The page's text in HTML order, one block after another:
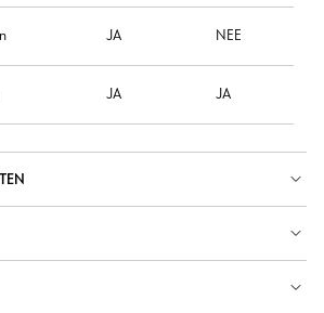
JA NEE
JA JA